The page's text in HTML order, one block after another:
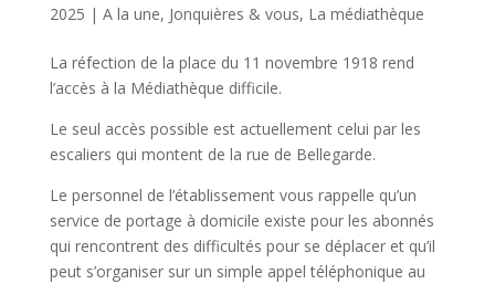
2025 | A la une, Jonquières & vous, La médiathèque
La réfection de la place du 11 novembre 1918 rend
l’accès à la Médiathèque difficile.
Le seul accès possible est actuellement celui par les
escaliers qui montent de la rue de Bellegarde.
Le personnel de l’établissement vous rappelle qu’un
service de portage à domicile existe pour les abonnés
qui rencontrent des difficultés pour se déplacer et qu’il
peut s’organiser sur un simple appel téléphonique au